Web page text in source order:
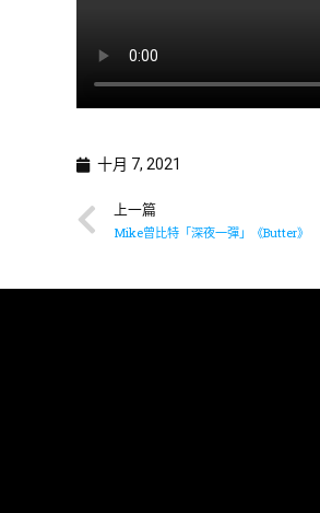
十月 7, 2021
上一篇
Mike曾比特「深夜一彈」《Butter》